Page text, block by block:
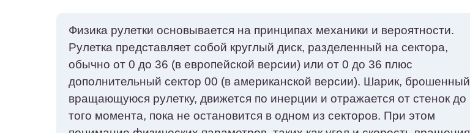
Физика рулетки основывается на принципах механики и вероятности.
Рулетка представляет собой круглый диск, разделенный на сектора,
обычно от 0 до 36 (в европейской версии) или от 0 до 36 плюс
дополнительный сектор 00 (в американской версии). Шарик, брошенный
вращающуюся рулетку, движется по инерции и отражается от стенок до
того момента, пока не остановится в одном из секторов. При этом